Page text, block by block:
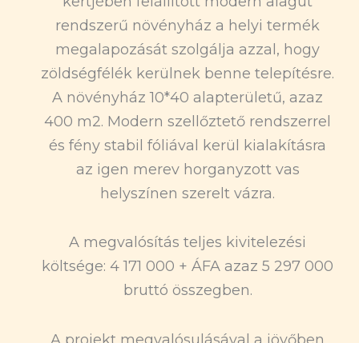
rendszerű növényház a helyi termék
megalapozását szolgálja azzal, hogy
zöldségfélék kerülnek benne telepítésre.
A növényház 10*40 alapterületű, azaz
400 m2. Modern szellőztető rendszerrel
és fény stabil fóliával kerül kialakításra
az igen merev horganyzott vas
helyszínen szerelt vázra.
A megvalósítás teljes kivitelezési
költsége: 4 171 000 + ÁFA azaz 5 297 000
bruttó összegben.
A projekt megvalósulásával a jövőben